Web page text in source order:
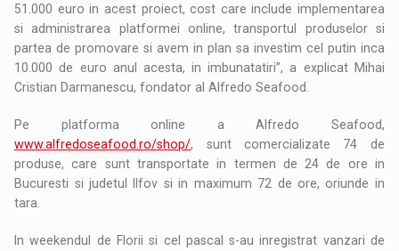
51.000 euro in acest proiect, cost care include implementarea
si administrarea platformei online, transportul produselor si
partea de promovare si avem in plan sa investim cel putin inca
10.000 de euro anul acesta, in imbunatatiri”, a explicat Mihai
Cristian Darmanescu, fondator al Alfredo Seafood.
Pe platforma online a Alfredo Seafood,
www.alfredoseafood.ro/shop/, sunt comercializate 74 de
produse, care sunt transportate in termen de 24 de ore in
Bucuresti si judetul Ilfov si in maximum 72 de ore, oriunde in
tara.
In weekendul de Florii si cel pascal s-au inregistrat vanzari de